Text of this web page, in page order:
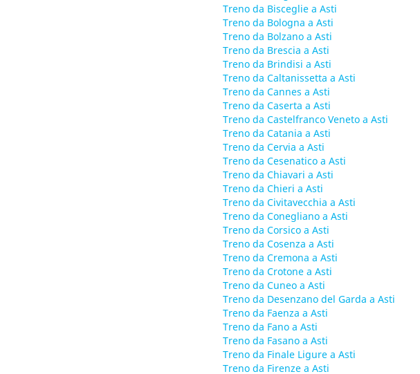
Treno da Bisceglie a Asti
Treno da Bologna a Asti
Treno da Bolzano a Asti
Treno da Brescia a Asti
Treno da Brindisi a Asti
Treno da Caltanissetta a Asti
Treno da Cannes a Asti
Treno da Caserta a Asti
Treno da Castelfranco Veneto a Asti
Treno da Catania a Asti
Treno da Cervia a Asti
Treno da Cesenatico a Asti
Treno da Chiavari a Asti
Treno da Chieri a Asti
Treno da Civitavecchia a Asti
Treno da Conegliano a Asti
Treno da Corsico a Asti
Treno da Cosenza a Asti
Treno da Cremona a Asti
Treno da Crotone a Asti
Treno da Cuneo a Asti
Treno da Desenzano del Garda a Asti
Treno da Faenza a Asti
Treno da Fano a Asti
Treno da Fasano a Asti
Treno da Finale Ligure a Asti
Treno da Firenze a Asti